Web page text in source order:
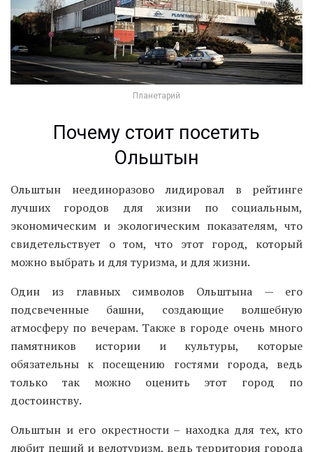
Планетарий
Почему стоит посетить
Ольштын
Ольштын неединоразово лидировал в рейтинге
лучших городов для жизни по социальным,
экономическим и экологическим показателям, что
свидетельствует о том, что этот город, который
можно выбрать и для туризма, и для жизни.
Один из главных символов Ольштына — его
подсвеченные башни, создающие волшебную
атмосферу по вечерам. Также в городе очень много
памятников истории и культуры, которые
обязательны к посещению гостями города, ведь
только так можно оценить этот город по
достоинству.
Ольштын и его окрестности – находка для тех, кто
любит пеший и велотуризм, ведь территория города